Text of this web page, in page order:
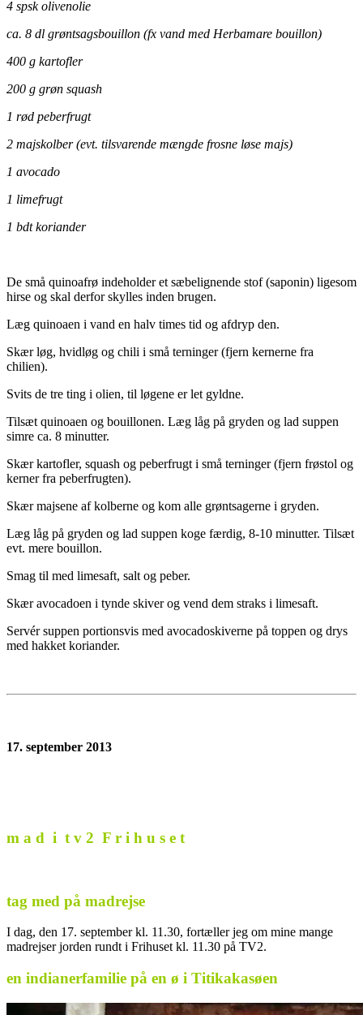
4 spsk olivenolie
ca. 8 dl grøntsagsbouillon (fx vand med Herbamare bouillon)
400 g kartofler
200 g grøn squash
1 rød peberfrugt
2 majskolber (evt. tilsvarende mængde frosne løse majs)
1 avocado
1 limefrugt
1 bdt koriander
De små quinoafrø indeholder et sæbelignende stof (saponin) ligesom
hirse og skal derfor skylles inden brugen.
Læg quinoaen i vand en halv times tid og afdryp den.
Skær løg, hvidløg og chili i små terninger (fjern kernerne fra
chilien).
Svits de tre ting i olien, til løgene er let gyldne.
Tilsæt quinoaen og bouillonen. Læg låg på gryden og lad suppen
simre ca. 8 minutter.
Skær kartofler, squash og peberfrugt i små terninger (fjern frøstol og
kerner fra peberfrugten).
Skær majsene af kolberne og kom alle grøntsagerne i gryden.
Læg låg på gryden og lad suppen koge færdig, 8-10 minutter. Tilsæt
evt. mere bouillon.
Smag til med limesaft, salt og peber.
Skær avocadoen i tynde skiver og vend dem straks i limesaft.
Servér suppen portionsvis med avocadoskiverne på toppen og drys
med hakket koriander.
17. september 2013
m a d i t v 2 F r i h u s e t
tag med på madrejse
I dag, den 17. september kl. 11.30, fortæller jeg om mine mange
madrejser jorden rundt i Frihuset kl. 11.30 på TV2.
en indianerfamilie på en ø i Titikakasøen